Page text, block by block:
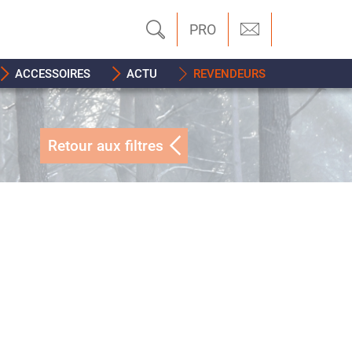
PRO
ACCESSOIRES ACTU REVENDEURS
Retour aux filtres